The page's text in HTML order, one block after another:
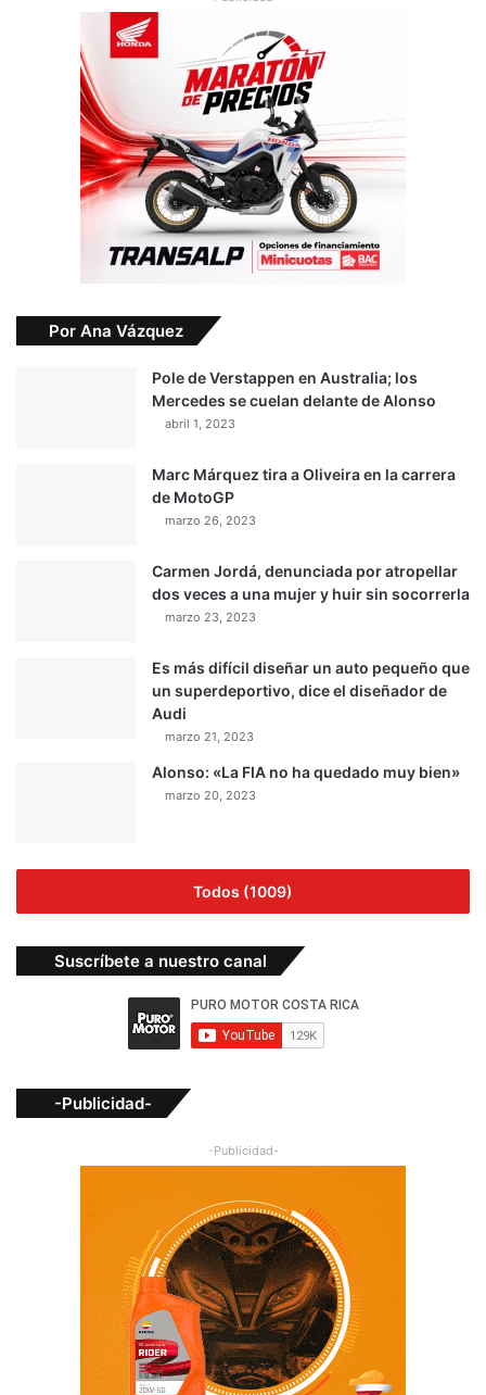
Por Ana Vázquez
Pole de Verstappen en Australia; los
Mercedes se cuelan delante de Alonso
abril 1, 2023
Marc Márquez tira a Oliveira en la carrera
de MotoGP
marzo 26, 2023
Carmen Jordá, denunciada por atropellar
dos veces a una mujer y huir sin socorrerla
marzo 23, 2023
Es más difícil diseñar un auto pequeño que
un superdeportivo, dice el diseñador de
Audi
marzo 21, 2023
Alonso: «La FIA no ha quedado muy bien»
marzo 20, 2023
Todos (1009)
Suscríbete a nuestro canal
-Publicidad-
-Publicidad-